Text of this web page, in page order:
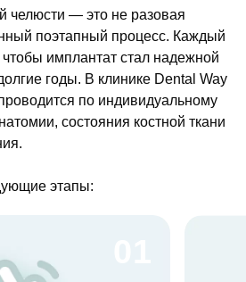
челюсти — это не разовая
поэтапный процесс. Каждый
имплантат стал надежной
годы. В клинике Dental Way
по индивидуальному
состояния костной ткани
этапы: